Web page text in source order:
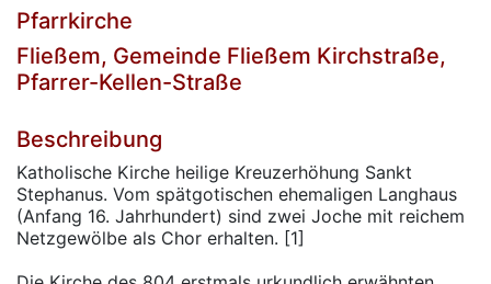
Pfarrkirche
Fließem, Gemeinde Fließem Kirchstraße,
Pfarrer-Kellen-Straße
Beschreibung
Katholische Kirche heilige Kreuzerhöhung Sankt
Stephanus. Vom spätgotischen ehemaligen Langhaus
(Anfang 16. Jahrhundert) sind zwei Joche mit reichem
Netzgewölbe als Chor erhalten. [1]